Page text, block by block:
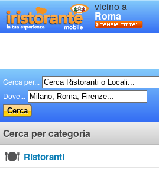
vicino a
Roma
Cerca per...
Dove...
Cerca per categoria
Ristoranti